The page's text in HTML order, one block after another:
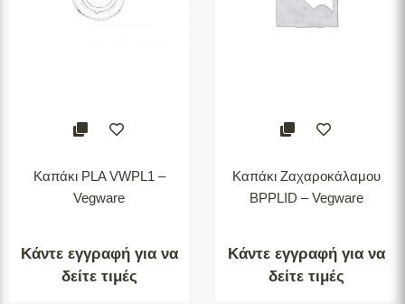
Καπάκι PLA VWPL1 –
Vegware
Κάντε εγγραφή για να
δείτε τιμές
Καπάκι Ζαχαροκάλαμου
BPPLID – Vegware
Κάντε εγγραφή για να
δείτε τιμές